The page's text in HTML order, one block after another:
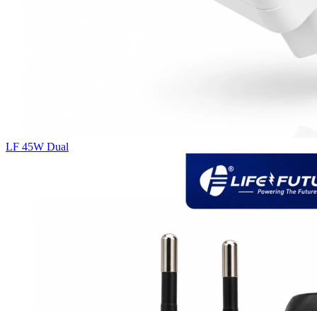
LF 45W Dual